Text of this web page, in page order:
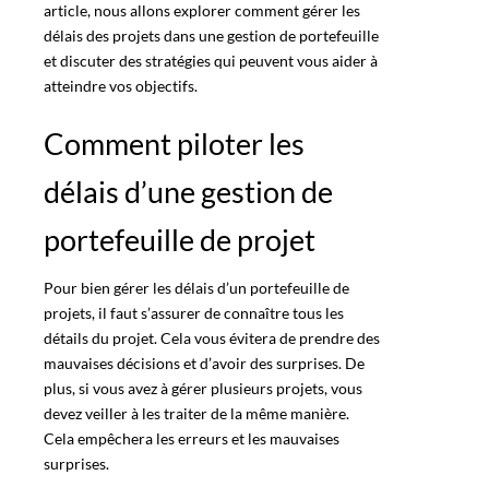
article, nous allons explorer comment gérer les
délais des projets dans une gestion de portefeuille
et discuter des stratégies qui peuvent vous aider à
atteindre vos objectifs.
Comment piloter les
délais d’une gestion de
portefeuille de projet
Pour bien gérer les délais d’un portefeuille de
projets, il faut s’assurer de connaître tous les
détails du projet. Cela vous évitera de prendre des
mauvaises décisions et d’avoir des surprises. De
plus, si vous avez à gérer plusieurs projets, vous
devez veiller à les traiter de la même manière.
Cela empêchera les erreurs et les mauvaises
surprises.